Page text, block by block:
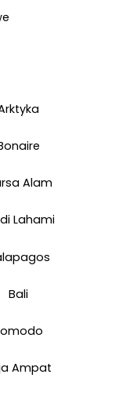
Alam
Lahami
Bali
Ampat